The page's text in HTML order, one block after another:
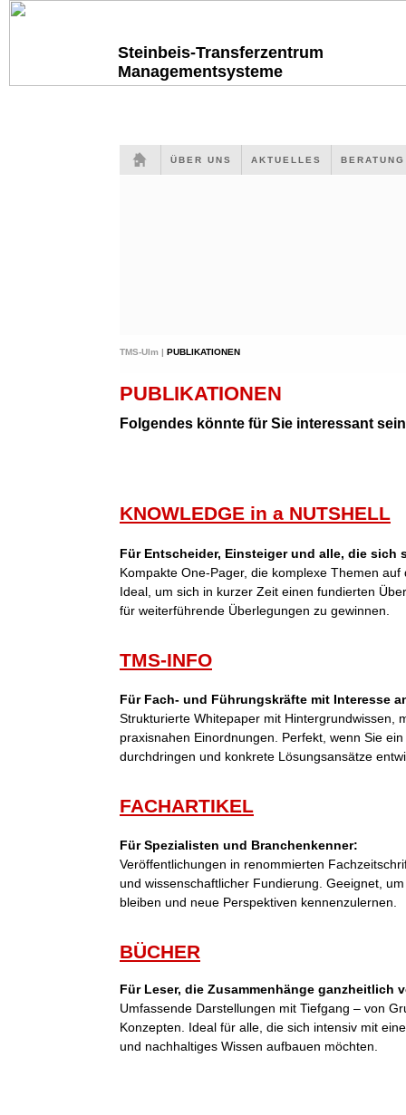
Steinbeis-Transferzentrum
Managementsysteme
ÜBER UNS AKTUELLES
TMS-Ulm | PUBLIKATIONEN
PUBLIKATIONEN
Folgendes könnte für Sie interessant
KNOWLEDGE in a NUTSHELL
Für Entscheider, Einsteiger und alle, die sich
Kompakte One-Pager, die komplexe Themen
Ideal, um sich in kurzer Zeit einen fundierten
für weiterführende Überlegungen zu gewinnen.
TMS-INFO
Für Fach- und Führungskräfte mit Interesse
Strukturierte Whitepaper mit Hintergrundwissen,
praxisnahen Einordnungen. Perfekt, wenn Sie
durchdringen und konkrete Lösungsansätze
FACHARTIKEL
Für Spezialisten und Branchenkenner:
Veröffentlichungen in renommierten
und wissenschaftlicher Fundierung. Geeignet,
bleiben und neue Perspektiven kennenzulernen.
BÜCHER
Für Leser, die Zusammenhänge ganzheitlich
Umfassende Darstellungen mit Tiefgang – von
Konzepten. Ideal für alle, die sich intensiv mit
und nachhaltiges Wissen aufbauen möchten.